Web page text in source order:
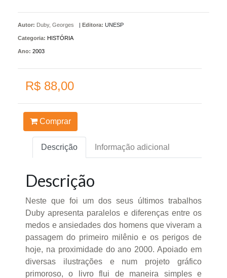
Autor: Duby, Georges | Editora: UNESP
Categoria: HISTÓRIA
Ano: 2003
R$ 88,00
Comprar
Descrição Informação adicional
Descrição
Neste que foi um dos seus últimos trabalhos
Duby apresenta paralelos e diferenças entre os
medos e ansiedades dos homens que viveram a
passagem do primeiro milênio e os perigos de
hoje, na proximidade do ano 2000. Apoiado em
diversas ilustrações e num projeto gráfico
primoroso, o livro flui de maneira simples e